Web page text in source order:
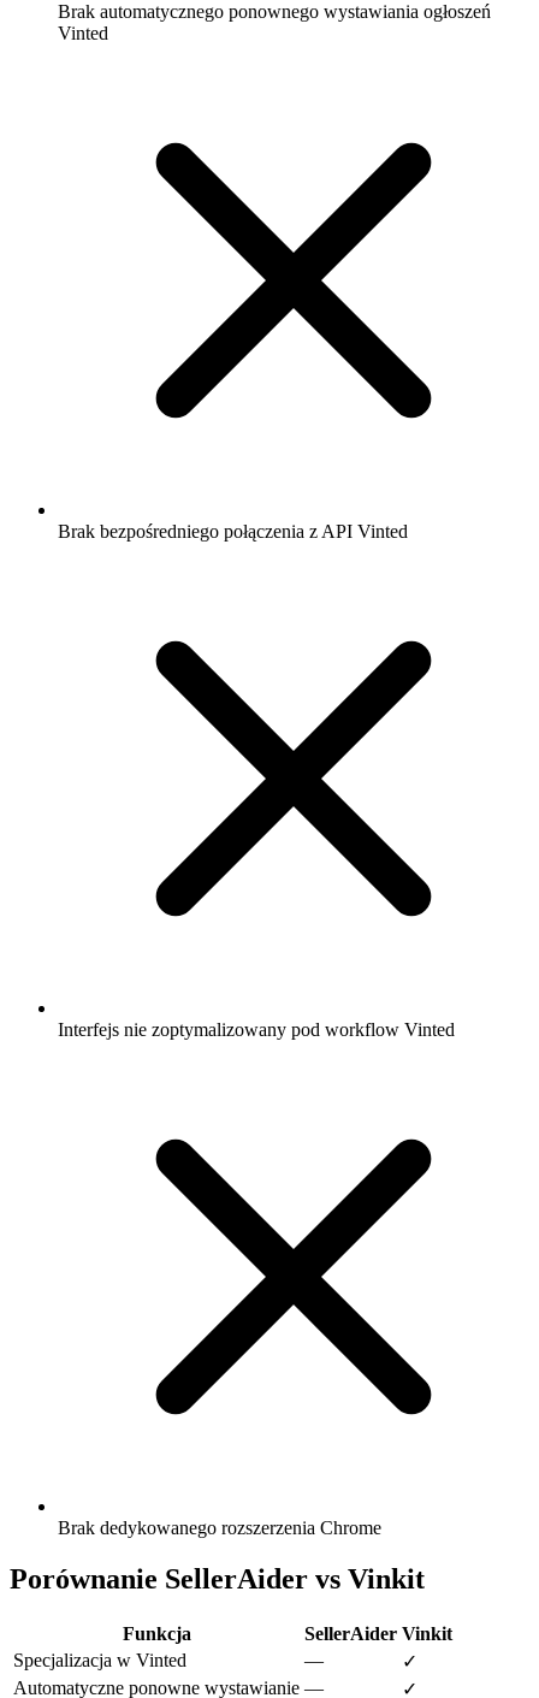
Brak automatycznego ponownego wystawiania ogłoszeń
Vinted
Brak bezpośredniego połączenia z API Vinted
Interfejs nie zoptymalizowany pod workflow Vinted
Brak dedykowanego rozszerzenia Chrome
Porównanie SellerAider vs Vinkit
Funkcja SellerAider Vinkit
Specjalizacja w Vinted
—
✓
Automatyczne ponowne wystawianie — ✓